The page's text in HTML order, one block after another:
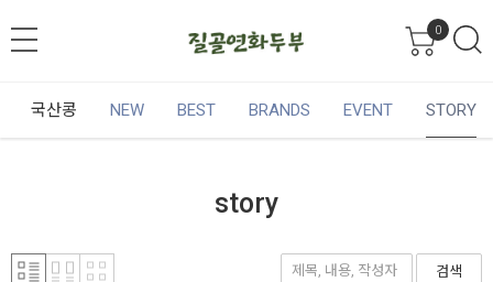
0
국산콩 NEW BEST BRANDS EVENT STORY
story
검색